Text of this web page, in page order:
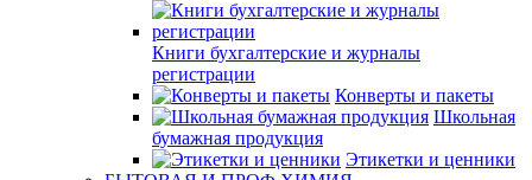
Книги бухгалтерские и журналы
регистрации
Конверты и пакеты
Школьная
бумажная продукция
Этикетки и ценники